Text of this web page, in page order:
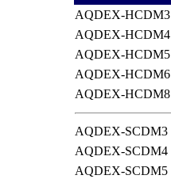
AQDEX-HCDM3
AQDEX-HCDM4
AQDEX-HCDM5
AQDEX-HCDM6
AQDEX-HCDM8
AQDEX-SCDM3
AQDEX-SCDM4
AQDEX-SCDM5